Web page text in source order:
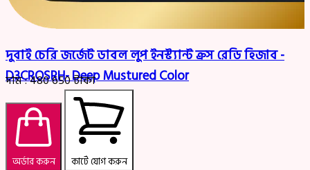
দুবাই চেরি জর্জেট ডাবল লুপ ইনস্ট্যান্ট ক্রস রেডি হিজাব -
D3CROSRH- Deep Mustured Color
দাম :480650টাকা
অর্ডার করুন কার্টে যোগ করুন